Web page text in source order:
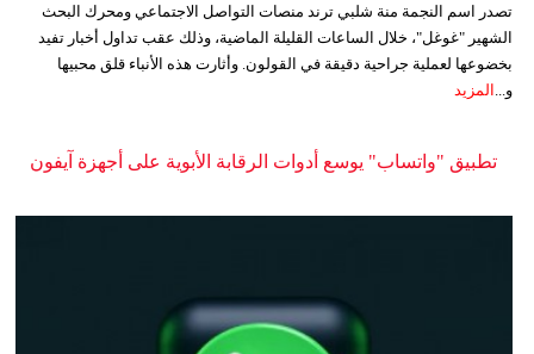
تصدر اسم النجمة منة شلبي ترند منصات التواصل الاجتماعي ومحرك البحث
الشهير "غوغل"، خلال الساعات القليلة الماضية، وذلك عقب تداول أخبار تفيد
بخضوعها لعملية جراحية دقيقة في القولون. وأثارت هذه الأنباء قلق محبيها
و...
المزيد
تطبيق "واتساب" يوسع أدوات الرقابة الأبوية على أجهزة آيفون